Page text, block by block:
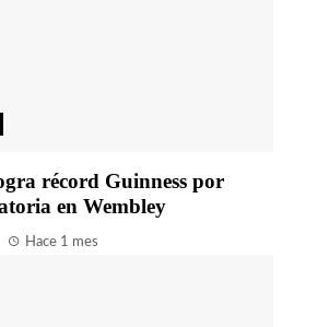
récord Guinness por
en Wembley
Hace 1 mes